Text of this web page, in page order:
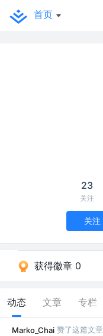
首页
23
关注
关注
获得徽章 0
动态 文章 专栏
Marko_Chai 赞了这篇文章